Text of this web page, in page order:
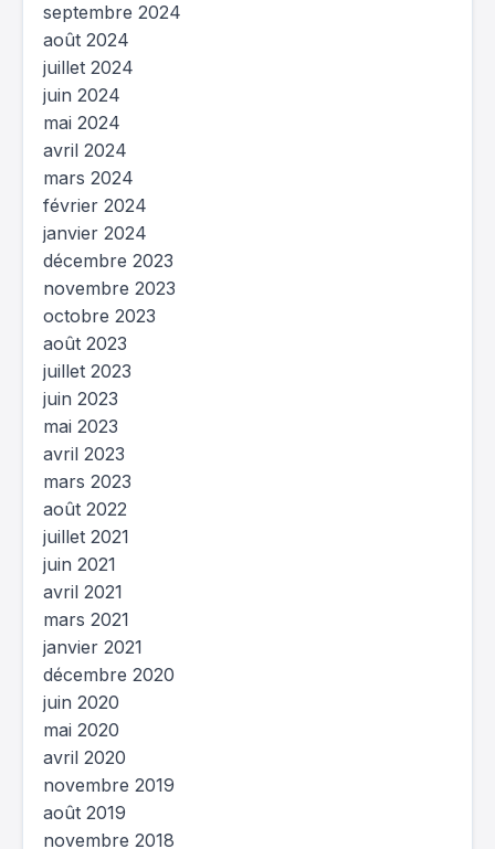
septembre 2024
août 2024
juillet 2024
juin 2024
mai 2024
avril 2024
mars 2024
février 2024
janvier 2024
décembre 2023
novembre 2023
octobre 2023
août 2023
juillet 2023
juin 2023
mai 2023
avril 2023
mars 2023
août 2022
juillet 2021
juin 2021
avril 2021
mars 2021
janvier 2021
décembre 2020
juin 2020
mai 2020
avril 2020
novembre 2019
août 2019
novembre 2018